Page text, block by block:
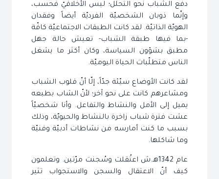
دفع الشباب نحو التحلُّل؛ ليس الأخلاقيّ فحسب،
وإنّما ذوبان الشخصيّة الفرديّة أيضاً وفقدان
الهويّة الذاتيّة. لقد كانت الطبقات الاجتماعيّة كافّة
-بما فيها طبقة الشباب- تعيش حالة جهل
مطبق بشؤون السياسة، وكان أكثر ما يشغل
الناس متطلّبات الحياة اليوميّة.
لقد كانت الأوضاع سيّئة جدّاً، إلّا أنّ قلوب الشباب
ومشاعرهم كانت على نحو آخر؛ لأنّ الشاب بطبعه
يميل إلى الأمل والنشاط والتفاعل. وأنا شخصيّاً
عشت فترة شباب زاخرة بالنشاط والحيويّة، وذلك
بسبب ما كنت أمارسه من نشاطات أدبيّة وفنيّة
وما شاكلها.
عام 1342هـ.ش اعتُقلت وسُجنت مرّتين. وتعلمون
كيف أنّ الاعتقال والسجن والاستجواب تثير